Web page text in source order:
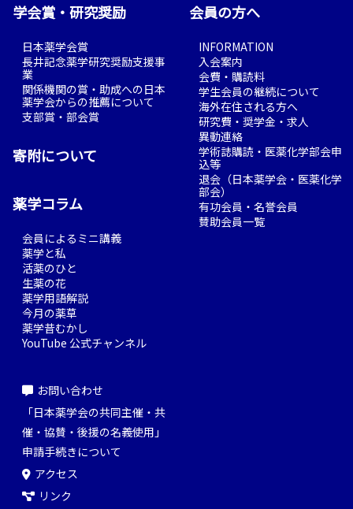
学会賞・研究奨励
日本薬学会賞
長井記念薬学研究奨励支援事
業
関係機関の賞・助成への日本
薬学会からの推薦について
支部賞・部会賞
寄附について
薬学コラム
会員によるミニ講義
薬学と私
活薬のひと
生薬の花
薬学用語解説
今月の薬草
薬学昔むかし
YouTube 公式チャンネル
会員の方へ
INFORMATION
入会案内
会費・購読料
学生会員の継続について
海外在住される方へ
研究費・奨学金・求人
異動連絡
学術誌購読・医薬化学部会申
込等
退会（日本薬学会・医薬化学
部会）
有功会員・名誉会員
賛助会員一覧
お問い合わせ
「日本薬学会の共同主催・共
催・協賛・後援の名義使用」
申請手続きについて
アクセス
リンク